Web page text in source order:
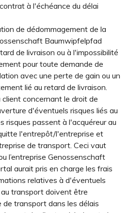
à l'échéance du délai
de dédommagement de la
Baumwipfelpfad
de livraison ou à l'impossibilité
pour toute demande de
avec une perte de gain ou un
lié au retard de livraison.
concernant le droit de
d'éventuels risques liés au
risques passent à l'acquéreur au
l'entrepôt/l'entreprise et
de transport. Ceci vaut
l’entreprise Genossenschaft
aurait pris en charge les frais
relatives à d'éventuels
transport doivent être
transport dans les délais